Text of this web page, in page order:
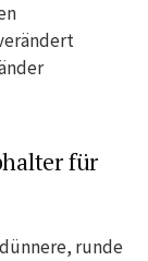
für
runde